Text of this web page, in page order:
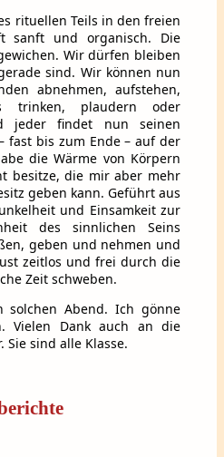
rituellen Teils in den freien
sanft und organisch. Die
Wir dürfen bleiben
sind. Wir können nun
abnehmen, aufstehen,
trinken, plaudern oder
jeder findet nun seinen
fast bis zum Ende – auf der
die Wärme von Körpern
besitze, die mir aber mehr
geben kann. Geführt aus
und Einsamkeit zur
des sinnlichen Seins
geben und nehmen und
zeitlos und frei durch die
Zeit schweben.
solchen Abend. Ich gönne
Vielen Dank auch an die
sind alle Klasse.